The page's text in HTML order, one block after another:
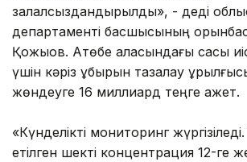
залалсыздандырылды», - деді
департаменті басшысының
Қожықов. Ақтөбе қаласындағы сасық
үшін кәріз құбырын тазалау
жөндеуге 16 миллиард теңге қажет.
«Күнделікті мониторинг
етілген шекті концентрация 12-ге